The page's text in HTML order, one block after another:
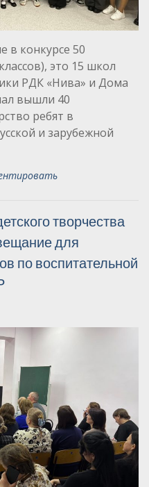
в конкурсе 50
это 15 школ
РДК «Нива» и Дома
вышли 40
ребят в
и зарубежной
творчества
для
по воспитательной